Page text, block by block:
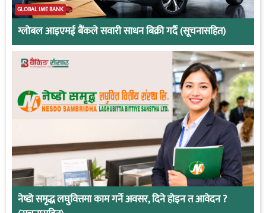
GLOBAL IME BANK
ग्लोबल आइएमई बैंकले सवारी साधन बिक्री गर्दै (सूचनासहित)
नेष्डो समृद्ध लघुवित्तमा काम गर्ने अवसर, दिने होइन त आवेदन ?